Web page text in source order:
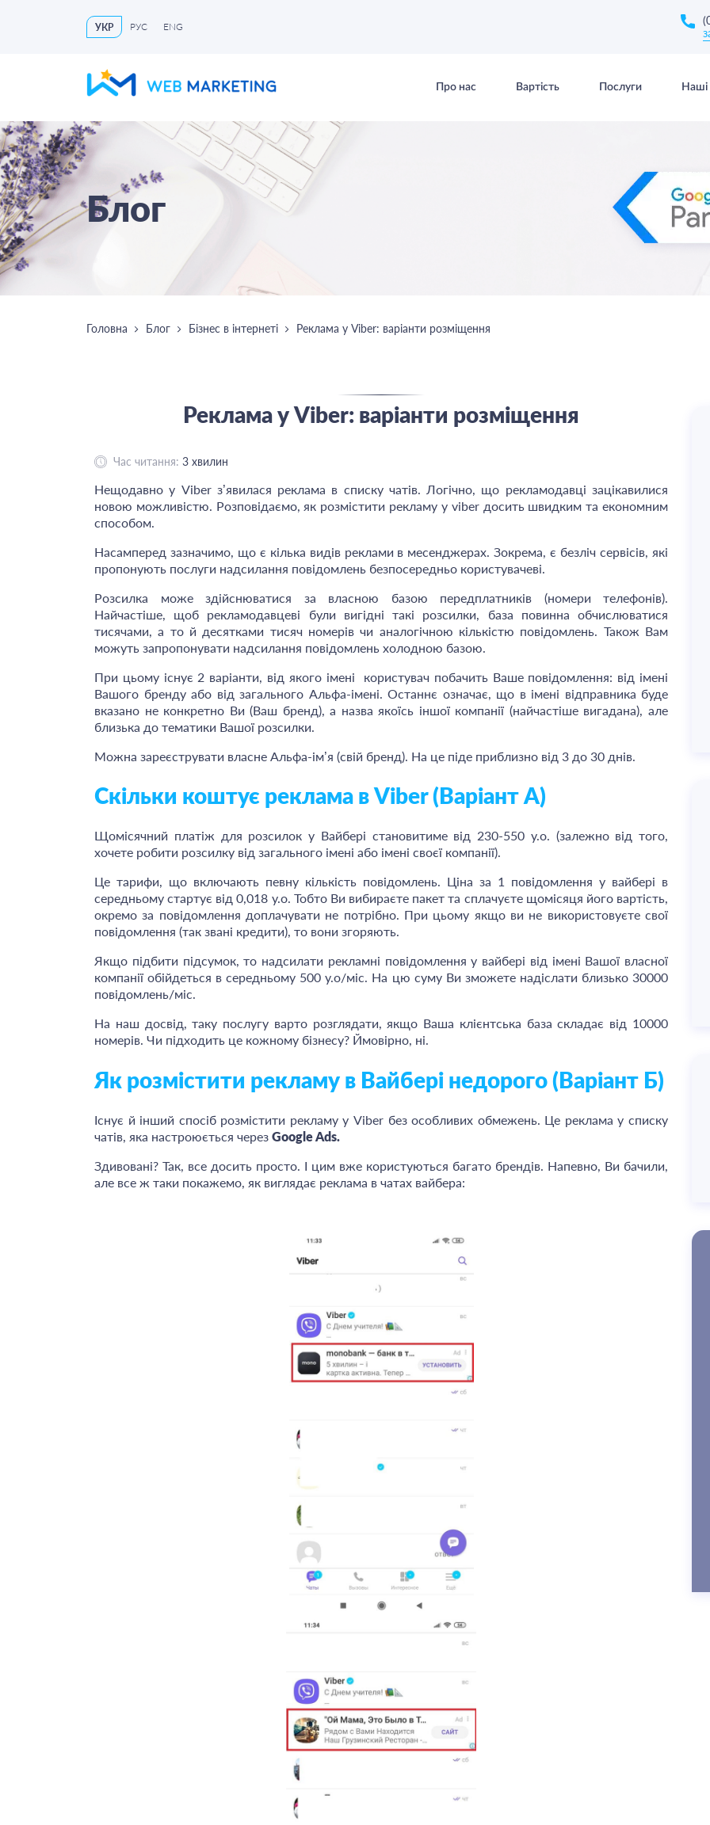
УКР РУС ENG
Про нас Вартість Послуги Наші
Блог
Головна Блог Бізнес в інтернеті Реклама у Viber: варіанти розміщення
Реклама у Viber: варіанти розміщення
Час читання: 3 хвилин
Нещодавно у Viber з’явилася реклама в списку чатів. Логічно, що рекламодавці зацікавилися
новою можливістю. Розповідаємо, як розмістити рекламу у viber досить швидким та економним
способом.
Насамперед зазначимо, що є кілька видів реклами в месенджерах. Зокрема, є безліч сервісів, які
пропонують послуги надсилання повідомлень безпосередньо користувачеві.
Розсилка може здійснюватися за власною базою передплатників (номери телефонів).
Найчастіше, щоб рекламодавцеві були вигідні такі розсилки, база повинна обчислюватися
тисячами, а то й десятками тисяч номерів чи аналогічною кількістю повідомлень. Також Вам
можуть запропонувати надсилання повідомлень холодною базою.
При цьому існує 2 варіанти, від якого імені користувач побачить Ваше повідомлення: від імені
Вашого бренду або від загального Альфа-імені. Останнє означає, що в імені відправника буде
вказано не конкретно Ви (Ваш бренд), а назва якоїсь іншої компанії (найчастіше вигадана), але
близька до тематики Вашої розсилки.
Можна зареєструвати власне Альфа-ім’я (свій бренд). На це піде приблизно від 3 до 30 днів.
Скільки коштує реклама в Viber (Варіант А)
Щомісячний платіж для розсилок у Вайбері становитиме від 230-550 у.о. (залежно від того,
хочете робити розсилку від загального імені або імені своєї компанії).
Це тарифи, що включають певну кількість повідомлень. Ціна за 1 повідомлення у вайбері в
середньому стартує від 0,018 у.о. Тобто Ви вибираєте пакет та сплачуєте щомісяця його вартість,
окремо за повідомлення доплачувати не потрібно. При цьому якщо ви не використовуєте свої
повідомлення (так звані кредити), то вони згоряють.
Якщо підбити підсумок, то надсилати рекламні повідомлення у вайбері від імені Вашої власної
компанії обійдеться в середньому 500 у.о/міс. На цю суму Ви зможете надіслати близько 30000
повідомлень/міс.
На наш досвід, таку послугу варто розглядати, якщо Ваша клієнтська база складає від 10000
номерів. Чи підходить це кожному бізнесу? Ймовірно, ні.
Як розмістити рекламу в Вайбері недорого (Варіант Б)
Існує й інший спосіб розмістити рекламу у Viber без особливих обмежень. Це реклама у списку
чатів, яка настроюється через Google Ads.
Здивовані? Так, все досить просто. І цим вже користуються багато брендів. Напевно, Ви бачили,
але все ж таки покажемо, як виглядає реклама в чатах вайбера: